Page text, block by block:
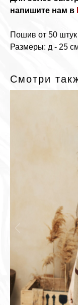
напишите нам в
Пошив от 50 штук
Размеры: д - 25
Смотри